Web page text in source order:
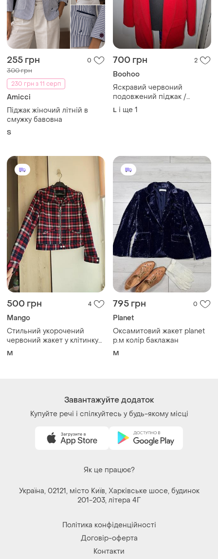
255 грн 0
300 грн
230 грн з 11 серп
Amicci
Піджак жіночий літній в
смужку бавовна
S
700 грн 2
Boohoo
Яскравий червоний
подовжений піджак /
блейзер
L і ще 1
500 грн 4
Mango
Стильний укорочений
червоний жакет у клітинку
на змійці
M
795 грн 0
Planet
Оксамитовий жакет planet
р.м колір баклажан
M
Завантажуйте додаток
Купуйте речі і спілкуйтесь у будь-якому місці
Як це працює?
Україна, 02121, місто Київ, Харківське шосе, будинок
201-203, літера 4Г
Політика конфіденційності
Договір-оферта
Контакти